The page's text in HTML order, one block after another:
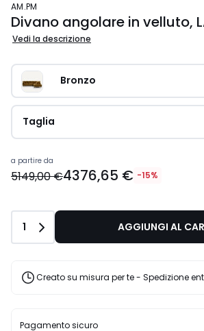
AM.PM
Divano angolare in velluto,
Vedi la descrizione
Bronzo
Taglia
a partire da
5149,00 €4376,65 € -15%
Quantità
1 AGGIUNGI AL
Creato su misura per te - Spedizione
Pagamento sicuro